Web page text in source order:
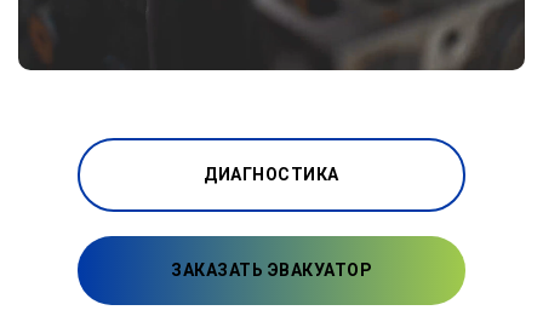
ДИАГНОСТИКА
ЗАКАЗАТЬ ЭВАКУАТОР